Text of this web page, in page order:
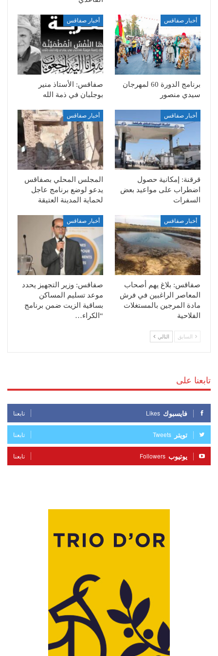
أخبار صفاقس
برنامج الدورة 60 لمهرجان
سيدي منصور
أخبار صفاقس
صفاقس: الأستاذ منير
بوجلبان في ذمة الله
أخبار صفاقس
قرقنة: إمكانية حصول
اضطراب على مواعيد بعض
السفرات
أخبار صفاقس
المجلس المحلي بصفاقس
يدعو لوضع برنامج عاجل
لحماية المدينة العتيقة
أخبار صفاقس
صفاقس: بلاغ يهم أصحاب
المعاصر الراغبين في فرش
مادة المرجين بالمستغلات
الفلاحية
أخبار صفاقس
صفاقس: وزير التجهيز يحدد
موعد تسليم المساكن
بساقية الزيت ضمن برنامج
“الكراء…
السابق التالي
تابعنا على
فايسبوك Likes تابعنا
تويتر Tweets تابعنا
يوتيوب Followers تابعنا